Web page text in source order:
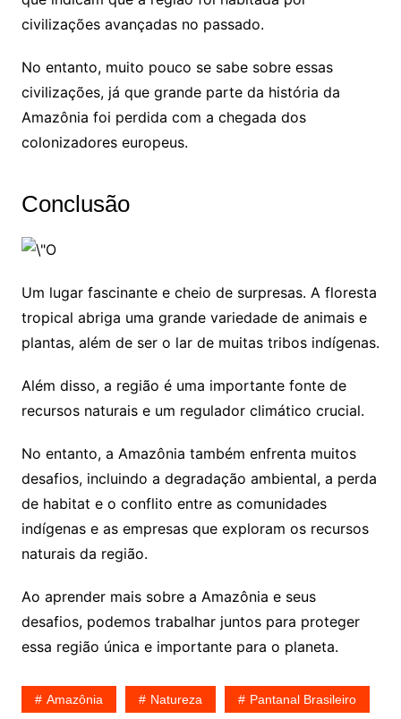
civilizações avançadas no passado.
No entanto, muito pouco se sabe sobre essas
civilizações, já que grande parte da história da
Amazônia foi perdida com a chegada dos
colonizadores europeus.
Conclusão
Um lugar fascinante e cheio de surpresas. A floresta
tropical abriga uma grande variedade de animais e
plantas, além de ser o lar de muitas tribos indígenas.
Além disso, a região é uma importante fonte de
recursos naturais e um regulador climático crucial.
No entanto, a Amazônia também enfrenta muitos
desafios, incluindo a degradação ambiental, a perda
de habitat e o conflito entre as comunidades
indígenas e as empresas que exploram os recursos
naturais da região.
Ao aprender mais sobre a Amazônia e seus
desafios, podemos trabalhar juntos para proteger
essa região única e importante para o planeta.
Amazônia Natureza Pantanal Brasileiro